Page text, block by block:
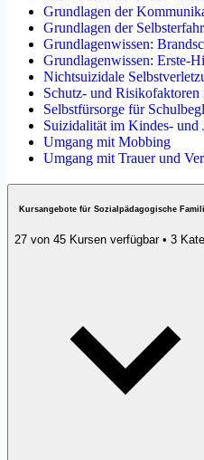
Grundlagen der
Grundlagen der
Grundlagenwissen:
Grundlagenwissen: Erste-
Nichtsuizidale
Schutz- und
Selbstfürsorge für
Suizidalität im Kindes- und
Umgang mit Mobbing
Umgang mit Trauer und
Kursangebote für Sozialpädagogische
27 von 45 Kursen verfügbar • 3